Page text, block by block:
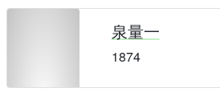
泉量一
1874